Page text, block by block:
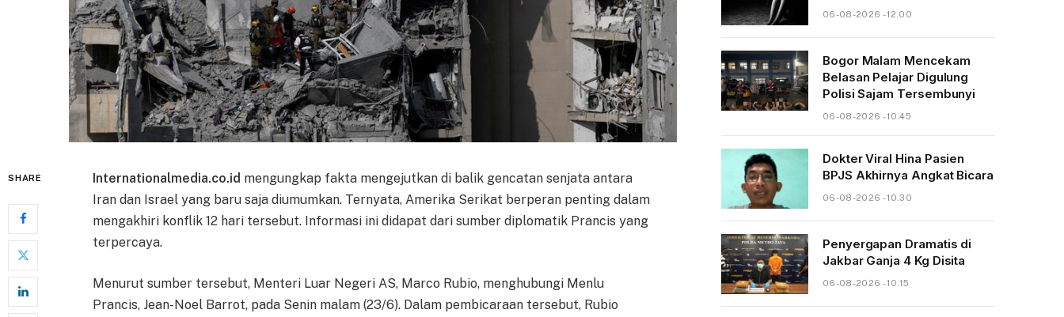
SHARE Internationalmedia.co.id mengungkap fakta mengejutkan di balik gencatan senjata antara
Iran dan Israel yang baru saja diumumkan. Ternyata, Amerika Serikat berperan penting dalam
mengakhiri konflik 12 hari tersebut. Informasi ini didapat dari sumber diplomatik Prancis yang
terpercaya.
Menurut sumber tersebut, Menteri Luar Negeri AS, Marco Rubio, menghubungi Menlu
Prancis, Jean-Noel Barrot, pada Senin malam (23/6). Dalam pembicaraan tersebut, Rubio
06-08-2026 - 12.00
Bogor Malam Mencekam
Belasan Pelajar Digulung
Polisi Sajam Tersembunyi
06-08-2026 - 10.45
Dokter Viral Hina Pasien
BPJS Akhirnya Angkat Bicara
06-08-2026 - 10.30
Penyergapan Dramatis di
Jakbar Ganja 4 Kg Disita
06-08-2026 - 10.15